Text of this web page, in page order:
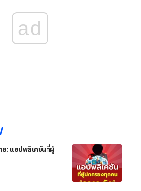
ad
ย: แอปพลิเคชันที่ผู้